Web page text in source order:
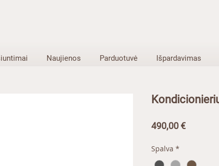
Naujienos Parduotuvė Išpardavimas
490,00 €Price
Spalva *